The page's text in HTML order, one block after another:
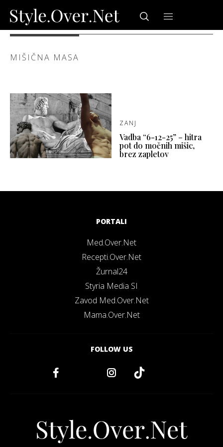
MIŠIČNA MASA
ZANJ
Vadba “6-12-25” – hitra
pot do močnih mišic,
brez zapletov
PORTALI
Med.Over.Net
Recepti.Over.Net
Žurnal24
Styria Media SI
Zavod Med.Over.Net
Mama.Over.Net
FOLLOW US